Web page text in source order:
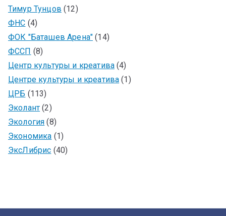
Тимур Тунцов (12)
ФНС (4)
ФОК "Баташев Арена" (14)
ФССП (8)
Центр культуры и креатива (4)
Центре культуры и креатива (1)
ЦРБ (113)
Эколант (2)
Экология (8)
Экономика (1)
ЭксЛибрис (40)